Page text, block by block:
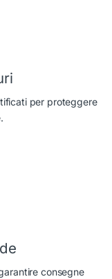
per proteggere
consegne